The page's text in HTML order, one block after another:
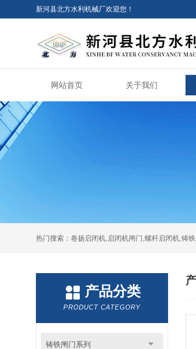
新河县北方水利机械厂欢迎您！
网站首页 关于我们
热门搜索：卷扬启闭机,启闭机闸门,螺杆启闭机,铸
产品分类
PRODUCT CATEGORY
铸铁闸门系列